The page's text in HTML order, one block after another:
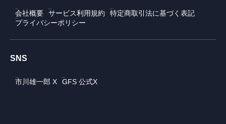
会社概要 サービス利用規約
特定商取引法に基づく表記
プライバシーポリシー
SNS
市川雄一郎 X GFS 公式X